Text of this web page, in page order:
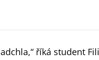
říká student